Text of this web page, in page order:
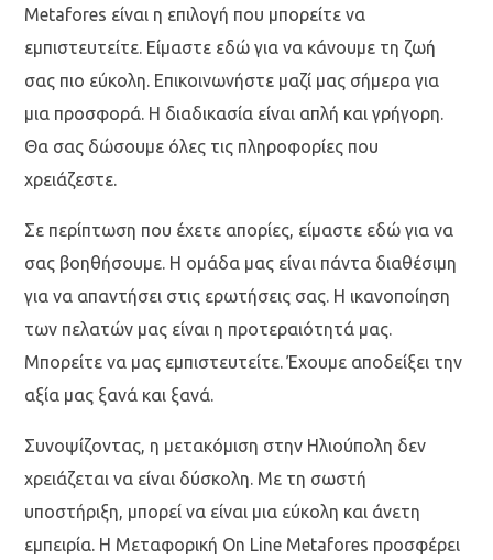
Metafores είναι η επιλογή που μπορείτε να
εμπιστευτείτε. Είμαστε εδώ για να κάνουμε τη ζωή
σας πιο εύκολη. Επικοινωνήστε μαζί μας σήμερα για
μια προσφορά. Η διαδικασία είναι απλή και γρήγορη.
Θα σας δώσουμε όλες τις πληροφορίες που
χρειάζεστε.
Σε περίπτωση που έχετε απορίες, είμαστε εδώ για να
σας βοηθήσουμε. Η ομάδα μας είναι πάντα διαθέσιμη
για να απαντήσει στις ερωτήσεις σας. Η ικανοποίηση
των πελατών μας είναι η προτεραιότητά μας.
Μπορείτε να μας εμπιστευτείτε. Έχουμε αποδείξει την
αξία μας ξανά και ξανά.
Συνοψίζοντας, η μετακόμιση στην Ηλιούπολη δεν
χρειάζεται να είναι δύσκολη. Με τη σωστή
υποστήριξη, μπορεί να είναι μια εύκολη και άνετη
εμπειρία. Η Μεταφορική On Line Metafores προσφέρει